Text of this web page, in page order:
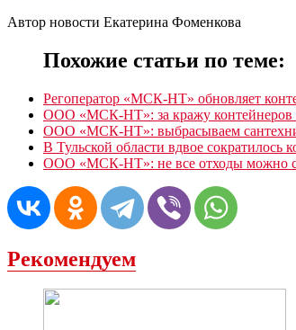
Автор новости Екатерина Фоменкова
Похожие статьи по теме:
Регоператор «МСК-НТ» обновляет
ООО «МСК-НТ»: за кражу контейнеров и
ООО «МСК-НТ»: выбрасываем
В Тульской области вдвое сократилось
ООО «МСК-НТ»: не все отходы можно
Рекомендуем